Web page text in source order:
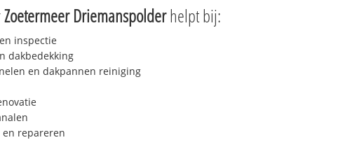
Zoetermeer Driemanspolderhelpt bij:
inspectie
dakbedekking
en dakpannen reiniging
en repareren